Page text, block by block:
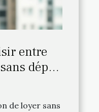
entre
dépôt
?
de loyer sans